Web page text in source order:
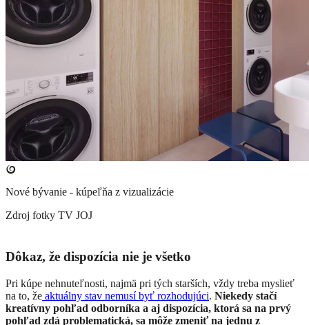
Nové bývanie - kúpeľňa z vizualizácie
Zdroj fotky TV JOJ
Dôkaz, že dispozícia nie je všetko
Pri kúpe nehnuteľnosti, najmä pri tých starších, vždy treba myslieť
na to, že aktuálny stav nemusí byť rozhodujúci. Niekedy stačí
kreatívny pohľad odborníka a aj dispozícia, ktorá sa na prvý
pohľad zdá problematická, sa môže zmeniť na jednu z